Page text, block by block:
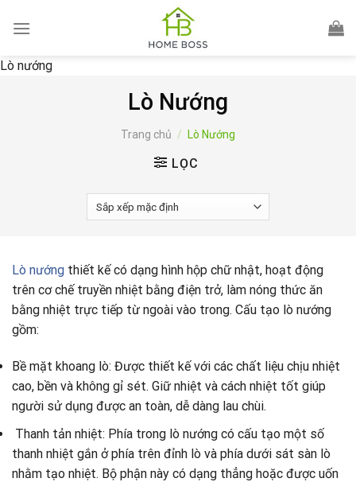
Lò nướng
Lò Nướng
Trang chủ / Lò Nướng
LỌC
Lò nướng thiết kế có dạng hình hộp chữ nhật, hoạt động
trên cơ chế truyền nhiệt bằng điện trở, làm nóng thức ăn
bằng nhiệt trực tiếp từ ngoài vào trong. Cấu tạo lò nướng
gồm:
Bề mặt khoang lò: Được thiết kế với các chất liệu chịu nhiệt
cao, bền và không gỉ sét. Giữ nhiệt và cách nhiệt tốt giúp
người sử dụng được an toàn, dễ dàng lau chùi.
Thanh tản nhiệt: Phía trong lò nướng có cấu tạo một số
thanh nhiệt gắn ở phía trên đỉnh lò và phía dưới sát sàn lò
nhằm tạo nhiệt. Bộ phận này có dạng thẳng hoặc được uốn